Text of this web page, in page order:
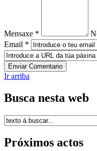
Mensaxe *
Email *
Ir arriba
Busca nesta web
Próximos actos